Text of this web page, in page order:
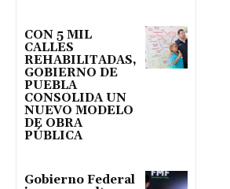
CON 5 MIL
CALLES
REHABILITADAS,
GOBIERNO DE
PUEBLA
CONSOLIDA UN
NUEVO MODELO
DE OBRA
PÚBLICA
Gobierno Federal